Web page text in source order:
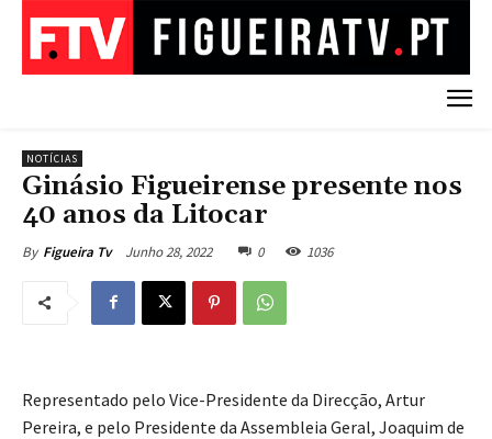
NOTÍCIAS
Ginásio Figueirense presente nos
40 anos da Litocar
By Figueira Tv Junho 28, 2022 0 1036
Representado pelo Vice-Presidente da Direcção, Artur
Pereira, e pelo Presidente da Assembleia Geral, Joaquim de